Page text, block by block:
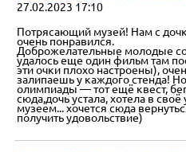
27.02.2023 17:10
Потрясающий музей! Нам с
очень понравился.
Доброжелательные молодые
удалось еще один фильм там
эти очки плохо настроены),
залипаешь у каждого стенда!
олимпиады — тот ещё квест,
сюда,дочь устала, хотела в
музеем... хочется сюда
получить удовольствие)